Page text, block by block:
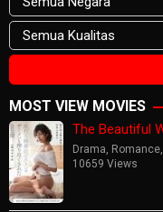
MOST VIEW MOVIES
The Beautiful
Drama, Romance,
10659 Views